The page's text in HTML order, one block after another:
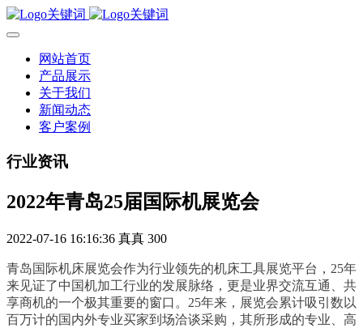
网站首页
产品展示
关于我们
新闻动态
客户案例
行业资讯
2022年青岛25届国际机展览会
2022-07-16 16:16:36 真真 300
青岛国际机床展览会作为行业领先的机床工具展览平台，25年
来见证了中国机加工行业的发展脉络，更是业界交流互通、共
享商机的一个极其重要的窗口。25年来，展览会累计吸引数以
百万计的国内外专业买家到场洽谈采购，其所形成的专业、高